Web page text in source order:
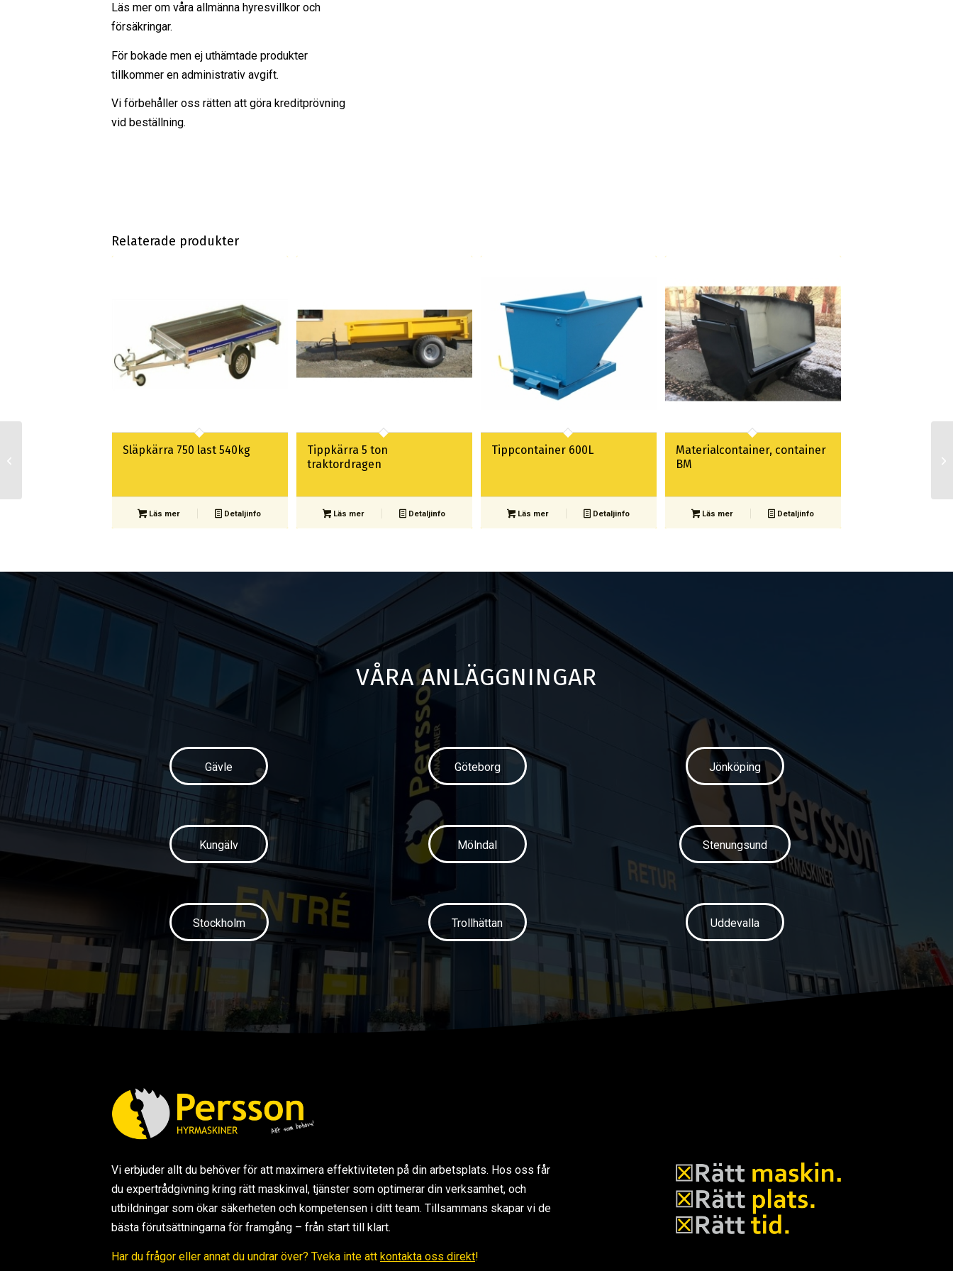
Läs mer om våra allmänna hyresvillkor och
försäkringar.
För bokade men ej uthämtade produkter
tillkommer en administrativ avgift.
Vi förbehåller oss rätten att göra kreditprövning
vid beställning.
Relaterade produkter
Släpkärra 750 last 540kg
Läs mer Detaljinfo
Tippkärra 5 ton
traktordragen
Läs mer Detaljinfo
Tippcontainer 600L
Läs mer Detaljinfo
Materialcontainer, container
BM
Läs mer Detaljinfo
VÅRA ANLÄGGNINGAR
Gävle Göteborg Jönköping
Kungälv Mölndal Stenungsund
Stockholm Trollhättan Uddevalla
Vi erbjuder allt du behöver för att maximera effektiviteten på din arbetsplats. Hos oss får
du expertrådgivning kring rätt maskinval, tjänster som optimerar din verksamhet, och
utbildningar som ökar säkerheten och kompetensen i ditt team. Tillsammans skapar vi de
bästa förutsättningarna för framgång – från start till klart.
Har du frågor eller annat du undrar över? Tveka inte att kontakta oss direkt!